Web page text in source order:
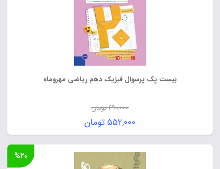
بیست پک پرسوال فیزیک دهم ریاضی مهروماه
۶۹۰,۰۰۰تومان
قیمت
اصلی:
۶۹۰,۰۰۰ تومان
۵۵۲,۰۰۰ تومان
قیمت
فعلی:
۵۵۲,۰۰۰ تومان.
%۲۰